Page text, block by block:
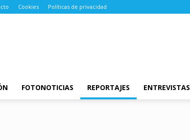
Cookies Políticas de privacidad
FOTONOTICIAS REPORTAJES ENTREVISTAS